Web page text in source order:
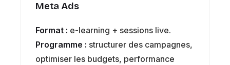
Meta Ads
Format : e-learning + sessions live.
Programme : structurer des campagnes,
optimiser les budgets, performance